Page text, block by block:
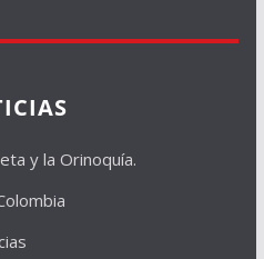
y la Orinoquía.